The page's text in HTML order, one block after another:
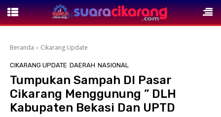
Beranda Cikarang Update
CIKARANG UPDATE DAERAH NASIONAL
Tumpukan Sampah DI Pasar
Cikarang Menggunung ” DLH
Kabupaten Bekasi Dan UPTD